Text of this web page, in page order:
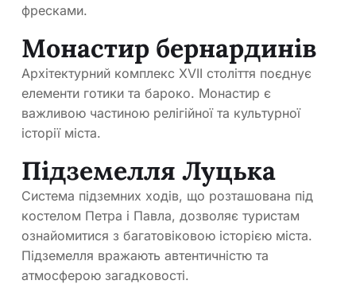
фресками.
Монастир бернардинів
Архітектурний комплекс XVII століття поєднує
елементи готики та бароко. Монастир є
важливою частиною релігійної та культурної
історії міста.
Підземелля Луцька
Система підземних ходів, що розташована під
костелом Петра і Павла, дозволяє туристам
ознайомитися з багатовіковою історією міста.
Підземелля вражають автентичністю та
атмосферою загадковості.